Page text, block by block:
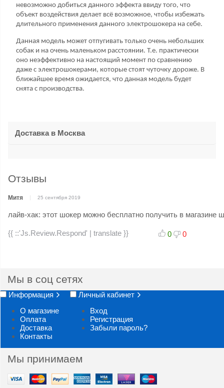
невозможно добиться данного эффекта ввиду того, что
объект воздействия делает всё возможное, чтобы избежать
длительного применения данного электрошокера на себе.
Данная модель может отпугивать только очень небольших
собак и на очень маленьком расстоянии. Т.е. практически
оно неэффективно на настоящий момент по сравнению
даже с электрошокерами, которые стоят чуточку дороже. В
ближайшее время ожидается, что данная модель будет
снята с производства.
Доставка в Москва
Отзывы
Митя 25 сентября 2019
лайв-хак: этот шокер можно бесплатно получить в магазине
{{ ::'Js.Review.Respond' | translate }} 0 0
Мы в соц сетях
Информация
О магазине
Оплата
Доставка
Контакты
Личный кабинет
Вход
Регистрация
Забыли пароль?
Мы принимаем